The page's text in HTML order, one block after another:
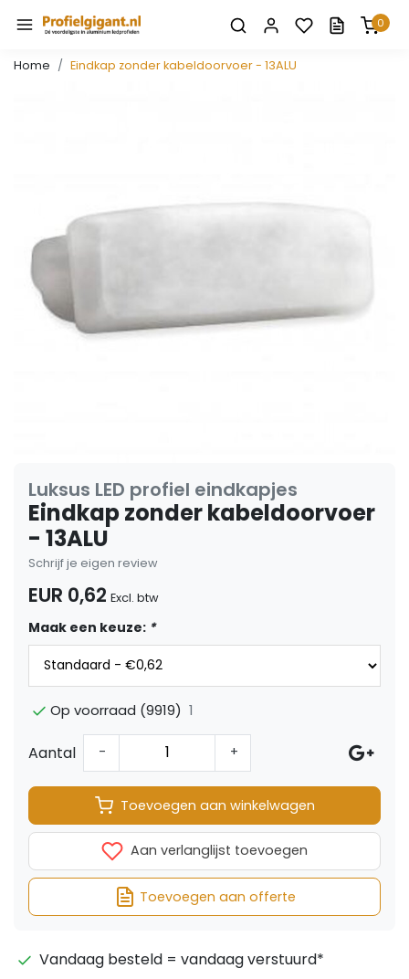
0
Home Eindkap zonder kabeldoorvoer - 13ALU
Luksus LED profiel eindkapjes
Eindkap zonder kabeldoorvoer
- 13ALU
Schrijf je eigen review
EUR 0,62 Excl. btw
Maak een keuze: *
Op voorraad (9919) 1
Aantal - +
Toevoegen aan winkelwagen
Aan verlanglijst toevoegen
Toevoegen aan offerte
Vandaag besteld = vandaag verstuurd*